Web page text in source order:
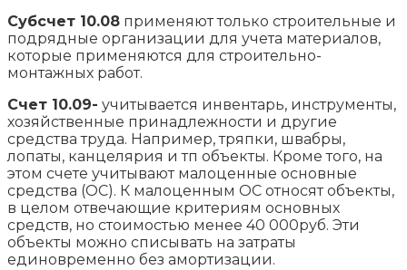
Субсчет 10.08 применяют только строительные и
подрядные организации для учета материалов,
которые применяются для строительно-
монтажных работ.
Счет 10.09- учитывается инвентарь, инструменты,
хозяйственные принадлежности и другие
средства труда. Например, тряпки, швабры,
лопаты, канцелярия и тп объекты. Кроме того, на
этом счете учитывают малоценные основные
средства (ОС). К малоценным ОС относят объекты,
в целом отвечающие критериям основных
средств, но стоимостью менее 40 000руб. Эти
объекты можно списывать на затраты
единовременно без амортизации.